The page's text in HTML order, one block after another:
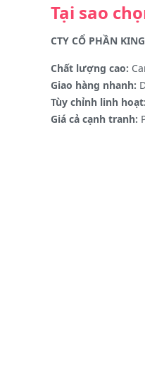
Tại sao
CTY CỔ PHẦN
Chất lượng cao:
Giao hàng nhanh:
Tùy chỉnh linh hoạt:
Giá cả cạnh tranh: